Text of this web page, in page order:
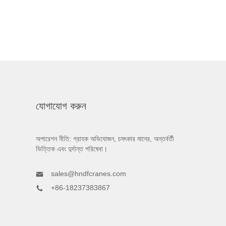
যোগাযোগ করুন
অপারেশন নীতি: গ্রাহক অভিযোজন, চমৎকার মানের, অন্তর্বর্তী
ভিত্তিক এবং দুর্দান্ত পরিষেবা।
sales@hndfcranes.com
+86-18237383867